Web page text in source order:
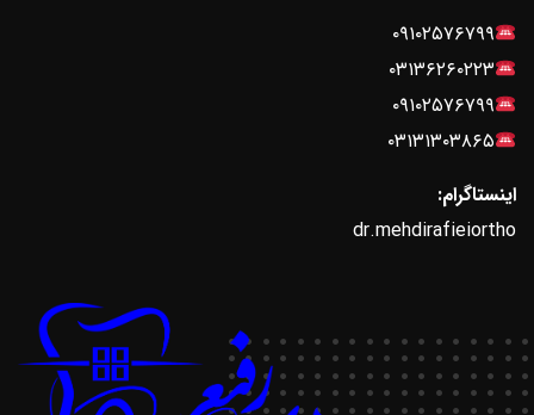
۰۹۱۰۲۵۷۶۷۹۹
۰۳۱۳۶۲۶۰۲۲۳
۰۹۱۰۲۵۷۶۷۹۹
۰۳۱۳۱۳۰۳۸۶۵
اینستاگرام:
dr.mehdirafieiortho